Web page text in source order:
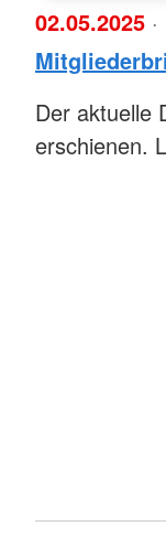
02.05.2025
Der aktuelle
erschienen.